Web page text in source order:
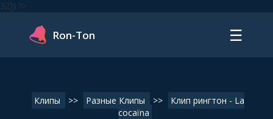
32]) ?>
Ron-Ton ☰
Клипы >> Разные Клипы >>
Клип рингтон - La
cocaïna